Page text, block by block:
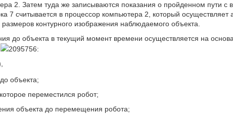
2. Затем туда же записываются показания о пройденном пути с
7 считывается в процессор компьютера 2, который осуществляет
контурного изображения наблюдаемого объекта.
до объекта в текущий момент времени осуществляется на
2095756:
объекта;
переместился робот;
объекта до перемещения робота;